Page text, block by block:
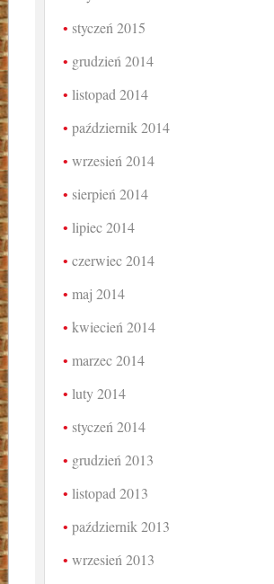
styczeń 2015
grudzień 2014
listopad 2014
październik 2014
wrzesień 2014
sierpień 2014
lipiec 2014
czerwiec 2014
maj 2014
kwiecień 2014
marzec 2014
luty 2014
styczeń 2014
grudzień 2013
listopad 2013
październik 2013
wrzesień 2013